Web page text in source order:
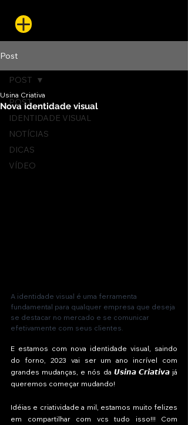
Post
POST
IDENTIDADE VISUAL
NOTÍCIAS
DICAS
VÍDEO
POST
Nova Identidade visual
Usina Criativa
A identidade visual é uma ferramenta
fundamental para qualquer empresa que deseja
se destacar no mercado e se comunicar
efetivamente com seus clientes.
E estamos com nova identidade visual, saindo
do forno, 2023 vai ser um ano incrível com
grandes mudanças, e nós da 𝙐𝙨𝙞𝙣𝙖 𝘾𝙧𝙞𝙖𝙩𝙞𝙫𝙖 já
queremos começar mudando!
Idéias e criatividade a mil, estamos muito felizes
em compartilhar com vcs tudo isso!!! Com